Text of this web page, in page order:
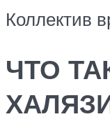
Коллектив
ЧТО